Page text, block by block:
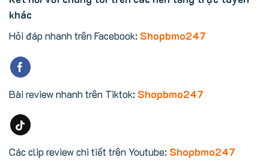
khác
Hỏi đáp nhanh trên Facebook: Shopbmo247
Bài review nhanh trên Tiktok: Shopbmo247
Các clip review chi tiết trên Youtube: Shopbmo247